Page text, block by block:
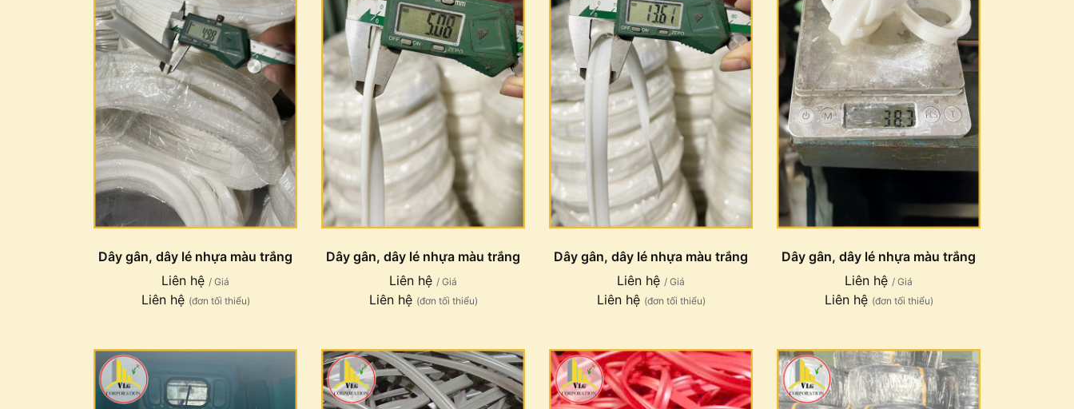
Dây gân, dây lé nhựa màu trắng
Liên hệ / Giá
Liên hệ (đơn tối thiểu)
Dây gân, dây lé nhựa màu trắng
Liên hệ / Giá
Liên hệ (đơn tối thiểu)
Dây gân, dây lé nhựa màu trắng
Liên hệ / Giá
Liên hệ (đơn tối thiểu)
Dây gân, dây lé nhựa màu trắng
Liên hệ / Giá
Liên hệ (đơn tối thiểu)